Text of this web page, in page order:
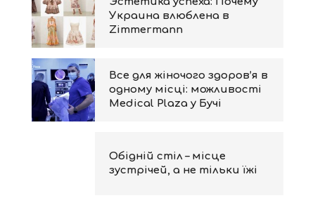
Украина влюблена в
Zimmermann
Все для жіночого здоров’я в
одному місці: можливості
Medical Plaza у Бучі
Обідній стіл – місце
зустрічей, а не тільки їжі